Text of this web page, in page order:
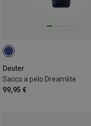
Deuter
Sacco a pelo Dreamlite
99,95 €
MAX. 200CM | LEFT